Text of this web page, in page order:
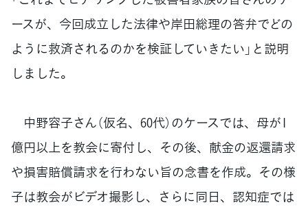
ースが、今回成立した法律や岸田総理の答弁でどの
ように救済されるのかを検証していきたい」と説明
しました。
中野容子さん（仮名、60代）のケースでは、母が1
億円以上を教会に寄付し、その後、献金の返還請求
や損害賠償請求を行わない旨の念書を作成。その様
子は教会がビデオ撮影し、さらに同日、認知症では